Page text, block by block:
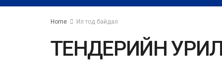
Home Ил тод байдал
ТЕНДЕРИЙН